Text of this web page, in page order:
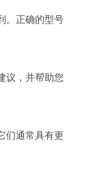
。正确的型号
议，并帮助您
们通常具有更